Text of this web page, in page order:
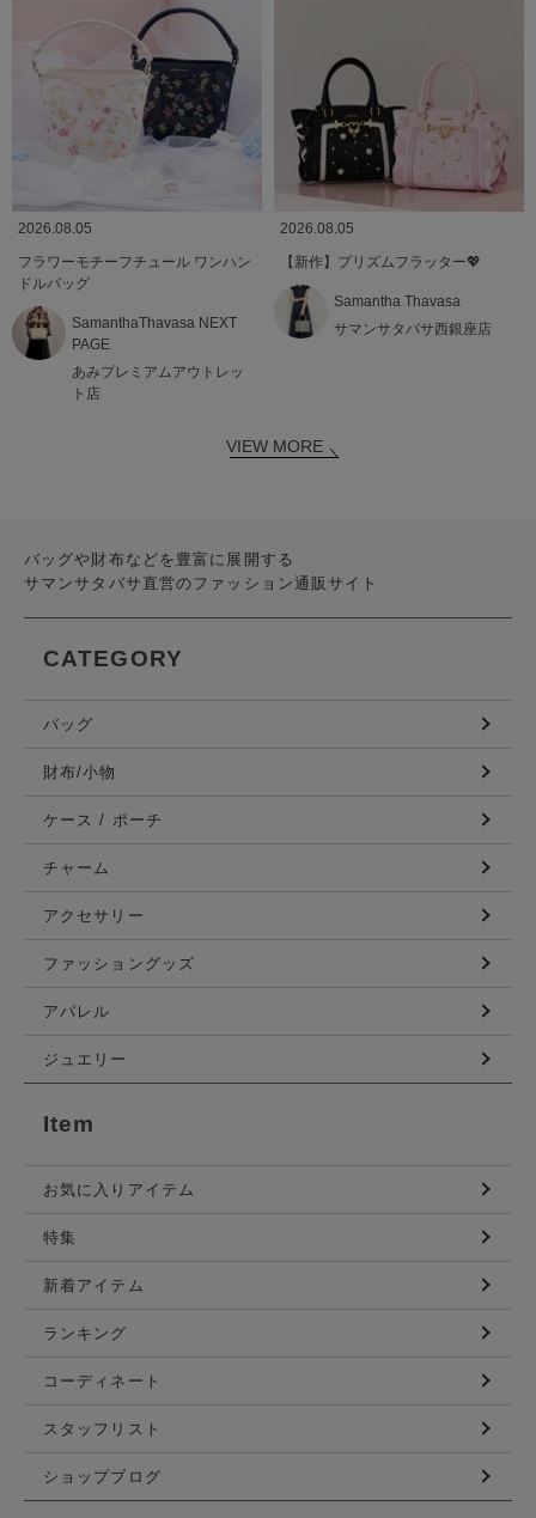
2026.08.05
フラワーモチーフチュール ワンハン
ドルバッグ
SamanthaThavasa NEXT
PAGE
あみプレミアムアウトレッ
ト店
2026.08.05
【新作】プリズムフラッター💖
Samantha Thavasa
サマンサタバサ西銀座店
VIEW MORE
バッグや財布などを豊富に展開する
サマンサタバサ直営のファッション通販サイト
CATEGORY
バッグ
財布/小物
ケース / ポーチ
チャーム
アクセサリー
ファッショングッズ
アパレル
ジュエリー
Item
お気に入りアイテム
特集
新着アイテム
ランキング
コーディネート
スタッフリスト
ショップブログ